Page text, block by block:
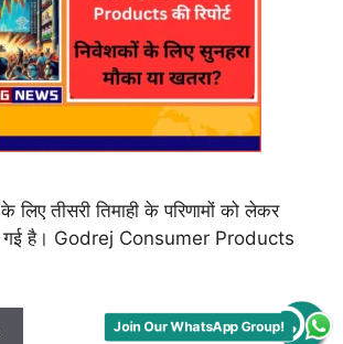
लिए तीसरी तिमाही के परिणामों को लेकर
गई है। Godrej Consumer Products
Join Our WhatsApp Group!